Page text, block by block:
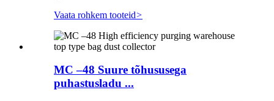
Vaata rohkem tooteid>
MC –48 Suure tõhususega
puhastusladu ...